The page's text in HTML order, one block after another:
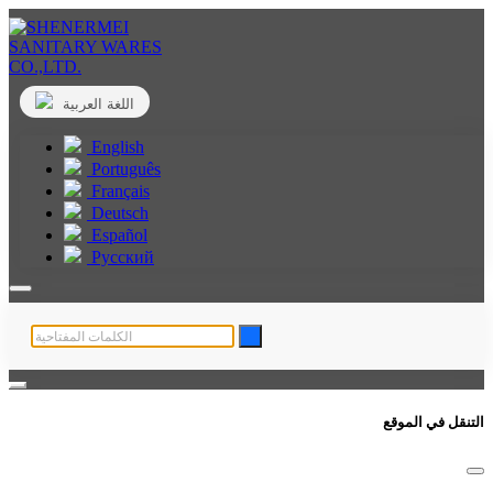
اللغة العربية
English
Português
Français
Deutsch
Español
Русский
التنقل في الموقع